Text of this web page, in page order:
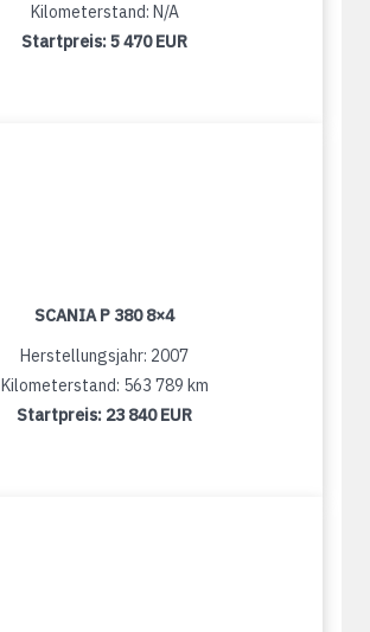
Kilometerstand: N/A
Startpreis:5 470 EUR
SCANIA P 380 8×4
Herstellungsjahr: 2007
Kilometerstand: 563 789 km
Startpreis: 23 840 EUR